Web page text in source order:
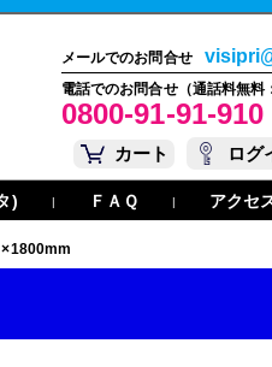
メールでのお問合せ
電話でのお問合せ（通話料無料
0800-91-91-910
カート
ログ
) | ＦＡＱ | アクセ